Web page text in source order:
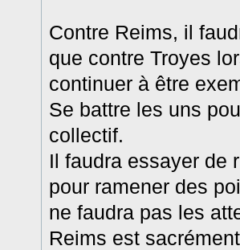
Contre Reims, il
que contre Troyes
continuer à être
Se battre les uns
collectif.
Il faudra essayer de
pour ramener des
ne faudra pas les
Reims est